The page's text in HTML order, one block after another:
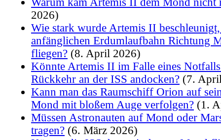
2026)
Wie stark wurde Artemis II
anfänglichen Erdumlaufbahn Richtung
fliegen? (8. April 2026)
Könnte Artemis II im Falle eines
Rückkehr an der ISS andocken? (7.
Kann man das Raumschiff Orion auf
Mond mit bloßem Auge verfolgen? (1.
Müssen Astronauten auf Mond oder
tragen? (6. März 2026)